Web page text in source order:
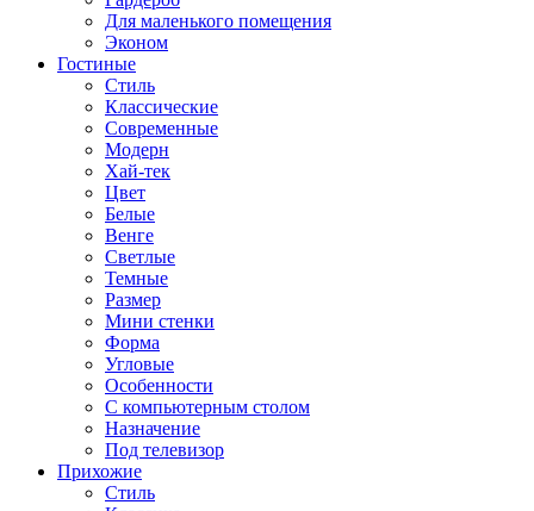
Для маленького помещения
Эконом
Гостиные
Стиль
Классические
Современные
Модерн
Хай-тек
Цвет
Белые
Венге
Светлые
Темные
Размер
Мини стенки
Форма
Угловые
Особенности
С компьютерным столом
Назначение
Под телевизор
Прихожие
Стиль